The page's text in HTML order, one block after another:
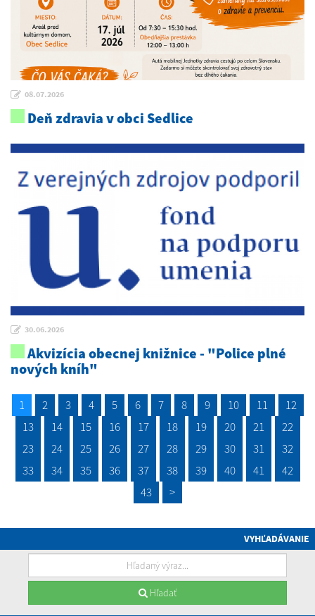
08.07.2026
Deň zdravia v obci Sedlice
30.06.2026
Akvizícia obecnej knižnice - "Police plné
nových kníh"
1 2 3 4 5 6 7 8 9 10 11
12
13
14 15 16 17 18 19 20 21
22
23
24 25 26 27 28 29 30 31
32
33
34 35 36 37 38 39 40 41
42
43
>
VYHĽADÁVANIE
Hľadať